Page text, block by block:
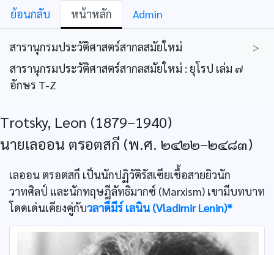
ย้อนกลับ หน้าหลัก Admin
สารานุกรมประวัติศาสตร์สากลสมัยใหม่
>
สารานุกรมประวัติศาสตร์สากลสมัยใหม่ : ยุโรป เล่ม ๗
อักษร T-Z
Trotsky, Leon (1879–1940)
นายเลออน ตรอตสกี (พ.ศ. ๒๔๒๒–๒๔๘๓)
เลออน ตรอตสกี เป็นนักปฏิวัติรัสเซียเชื้อสายยิวนัก
วาทศิลป์ และนักทฤษฎีลัทธิมากซ์ (Marxism) เขามีบทบาท
โดดเด่นเคียงคู่กับวลาดีมีร์ เลนิน (Vladimir Lenin)*